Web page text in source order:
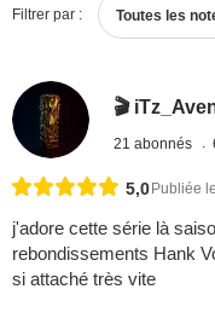
Filtrer par : Toutes les
🎬
21 abonnés
5,0 Publiée
j'adore cette série là
rebondissements Hank
si attaché très vite